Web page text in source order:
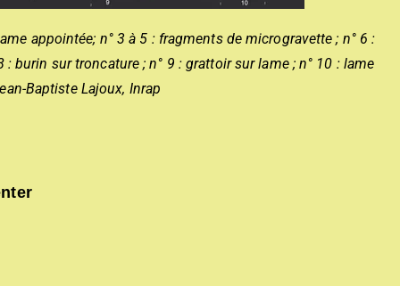
appointée; n° 3 à 5 : fragments de microgravette ; n° 6 :
burin sur troncature ; n° 9 : grattoir sur lame ; n° 10 : lame
Baptiste Lajoux, Inrap